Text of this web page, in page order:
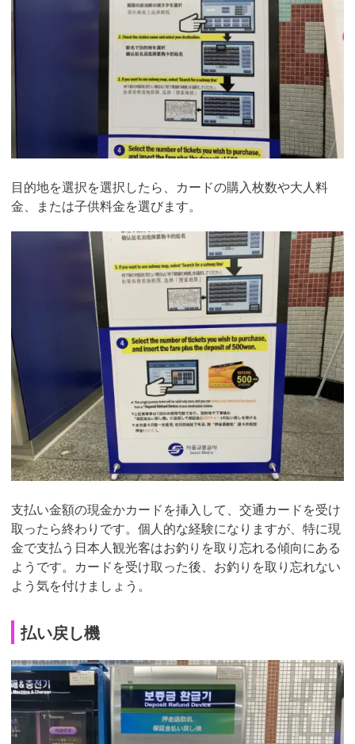
目的地を選択を選択したら、カードの購入枚数や大人料
金、または子供料金を選びます。
支払い金額の現金かカードを挿入して、交通カードを受け
取ったら終わりです。個人的な経験になりますが、特に現
金で支払う日本人観光客はお釣りを取り忘れる傾向にある
ようです。カードを受け取った後、お釣りを取り忘れない
よう気を付けましょう。
払い戻し機